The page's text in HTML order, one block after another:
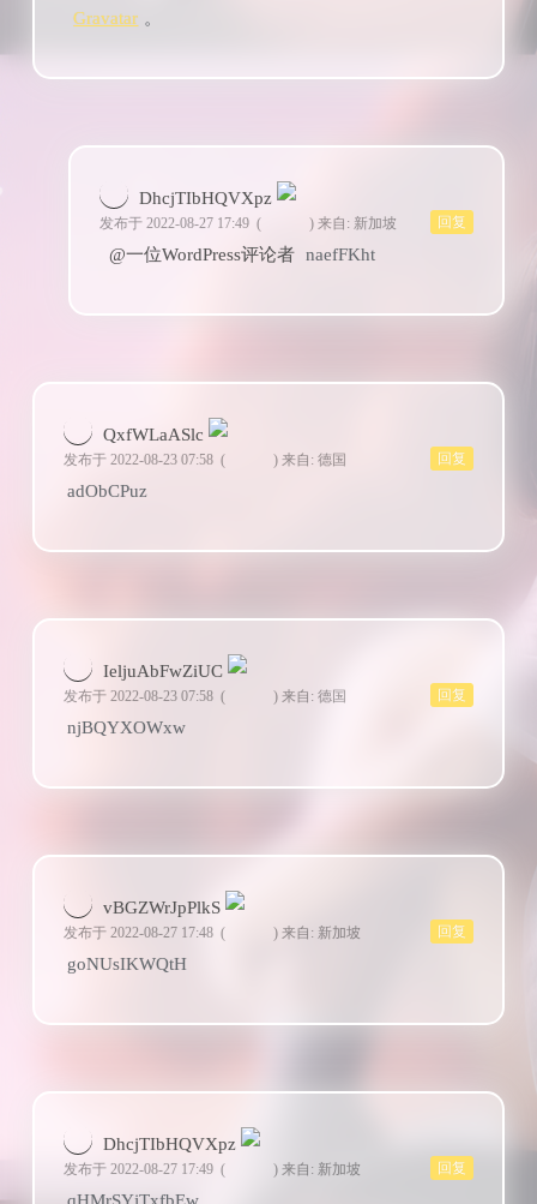
Gravatar 。
DhcjTIbHQVXpz
回复
发布于 2022-08-27 17:49 ( ) 来自: 新加坡
@一位WordPress评论者 naefFKht
QxfWLaASlc
回复
发布于 2022-08-23 07:58 ( ) 来自: 德国
adObCPuz
IeljuAbFwZiUC
回复
发布于 2022-08-23 07:58 ( ) 来自: 德国
njBQYXOWxw
vBGZWrJpPlkS
回复
发布于 2022-08-27 17:48 ( ) 来自: 新加坡
goNUsIKWQtH
DhcjTIbHQVXpz
回复
发布于 2022-08-27 17:49 ( ) 来自: 新加坡
qHMrSYjTxfbEw